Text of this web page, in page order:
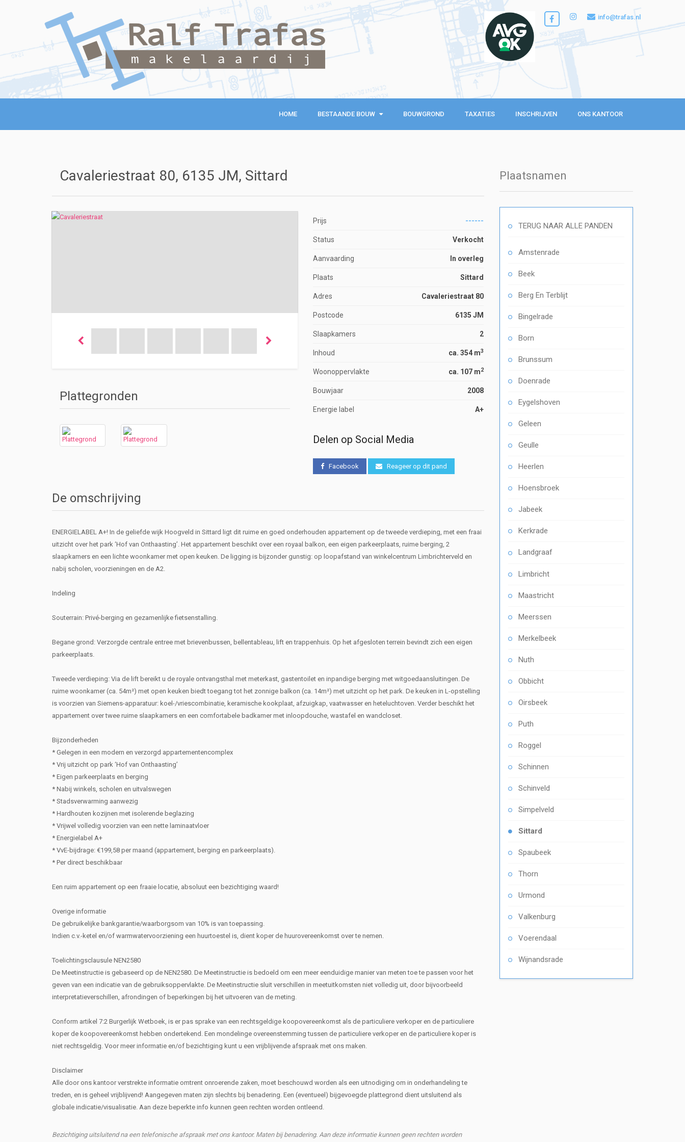
info@trafas.nl
HOME BESTAANDE BOUW
BESTAANDE BOUW BOUWGROND TAXATIES INSCHRIJVEN ONS KANTOOR
Cavaleriestraat 80, 6135 JM, Sittard
Plattegronden
Prijs ------
Status Verkocht
Aanvaarding In overleg
Plaats Sittard
Adres Cavaleriestraat 80
Postcode 6135 JM
Slaapkamers 2
Inhoud ca. 354 m3
Woonoppervlakte ca. 107 m2
Bouwjaar 2008
Energie label A+
Delen op Social Media
Facebook Reageer op dit pand
De omschrijving
ENERGIELABEL A+! In de geliefde wijk Hoogveld in Sittard ligt dit ruime en goed onderhouden appartement op de tweede verdieping, met een fraai
uitzicht over het park ‘Hof van Onthaasting’. Het appartement beschikt over een royaal balkon, een eigen parkeerplaats, ruime berging, 2
slaapkamers en een lichte woonkamer met open keuken. De ligging is bijzonder gunstig: op loopafstand van winkelcentrum Limbrichterveld en
nabij scholen, voorzieningen en de A2.
Indeling
Souterrain: Privé-berging en gezamenlijke fietsenstalling.
Begane grond: Verzorgde centrale entree met brievenbussen, bellentableau, lift en trappenhuis. Op het afgesloten terrein bevindt zich een eigen
parkeerplaats.
Tweede verdieping: Via de lift bereikt u de royale ontvangsthal met meterkast, gastentoilet en inpandige berging met witgoedaansluitingen. De
ruime woonkamer (ca. 54m²) met open keuken biedt toegang tot het zonnige balkon (ca. 14m²) met uitzicht op het park. De keuken in L-opstelling
is voorzien van Siemens-apparatuur: koel-/vriescombinatie, keramische kookplaat, afzuigkap, vaatwasser en heteluchtoven. Verder beschikt het
appartement over twee ruime slaapkamers en een comfortabele badkamer met inloopdouche, wastafel en wandcloset.
Bijzonderheden
* Gelegen in een modern en verzorgd appartementencomplex
* Vrij uitzicht op park ‘Hof van Onthaasting’
* Eigen parkeerplaats en berging
* Nabij winkels, scholen en uitvalswegen
* Stadsverwarming aanwezig
* Hardhouten kozijnen met isolerende beglazing
* Vrijwel volledig voorzien van een nette laminaatvloer
* Energielabel A+
* VvE-bijdrage: €199,58 per maand (appartement, berging en parkeerplaats).
* Per direct beschikbaar
Een ruim appartement op een fraaie locatie, absoluut een bezichtiging waard!
Overige informatie
De gebruikelijke bankgarantie/waarborgsom van 10% is van toepassing.
Indien c.v.-ketel en/of warmwatervoorziening een huurtoestel is, dient koper de huurovereenkomst over te nemen.
Toelichtingsclausule NEN2580
De Meetinstructie is gebaseerd op de NEN2580. De Meetinstructie is bedoeld om een meer eenduidige manier van meten toe te passen voor het
geven van een indicatie van de gebruiksoppervlakte. De Meetinstructie sluit verschillen in meetuitkomsten niet volledig uit, door bijvoorbeeld
interpretatieverschillen, afrondingen of beperkingen bij het uitvoeren van de meting.
Conform artikel 7:2 Burgerlijk Wetboek, is er pas sprake van een rechtsgeldige koopovereenkomst als de particuliere verkoper en de particuliere
koper de koopovereenkomst hebben ondertekend. Een mondelinge overeenstemming tussen de particuliere verkoper en de particuliere koper is
niet rechtsgeldig. Voor meer informatie en/of bezichtiging kunt u een vrijblijvende afspraak met ons maken.
Disclaimer
Alle door ons kantoor verstrekte informatie omtrent onroerende zaken, moet beschouwd worden als een uitnodiging om in onderhandeling te
treden, en is geheel vrijblijvend! Aangegeven maten zijn slechts bij benadering. Een (eventueel) bijgevoegde plattegrond dient uitsluitend als
globale indicatie/visualisatie. Aan deze beperkte info kunnen geen rechten worden ontleend.
Bezichtiging uitsluitend na een telefonische afspraak met ons kantoor. Maten bij benadering. Aan deze informatie kunnen geen rechten worden
Plaatsnamen
TERUG NAAR ALLE PANDEN
Amstenrade
Beek
Berg En Terblijt
Bingelrade
Born
Brunssum
Doenrade
Eygelshoven
Geleen
Geulle
Heerlen
Hoensbroek
Jabeek
Kerkrade
Landgraaf
Limbricht
Maastricht
Meerssen
Merkelbeek
Nuth
Obbicht
Oirsbeek
Puth
Roggel
Schinnen
Schinveld
Simpelveld
Sittard
Spaubeek
Thorn
Urmond
Valkenburg
Voerendaal
Wijnandsrade